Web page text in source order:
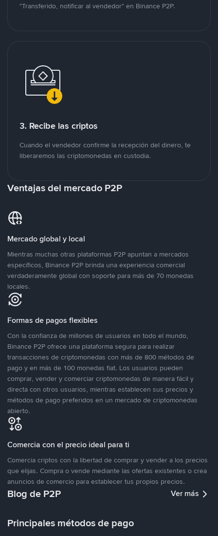
"Transferido, notificar al vendedor" en Binance P2P.
3. Recibe las criptos
Cuando el vendedor confirme la recepción del dinero, te
liberaremos las criptomonedas en custodia.
Ventajas del mercado P2P
Mercado global y local
Mientras muchas otras plataformas P2P apuntan a mercados
específicos, Binance P2P brinda una experiencia comercial
verdaderamente global con soporte para más de 70 monedas
locales.
Formas de pagos flexibles
Con la confianza de millones de usuarios en todo el mundo,
Binance P2P ofrece una plataforma segura para realizar
transacciones de criptomonedas con más de 800 métodos de
pago y en más de 100 monedas fiat. Los usuarios pueden
comprar, vender y comerciar criptomonedas de manera fácil y
directa con otros usuarios, mientras establecen sus precios y
métodos de pago preferidos en un mercado de criptomonedas
abierto.
Comercia con el precio ideal para ti
Comercia criptos con la libertad de comprar y vender a los precios
que elijas. Compra o vende mediante las ofertas existentes o crea
anuncios de comercio para establecer tus propios precios.
Blog de P2P Ver más
Principales métodos de pago